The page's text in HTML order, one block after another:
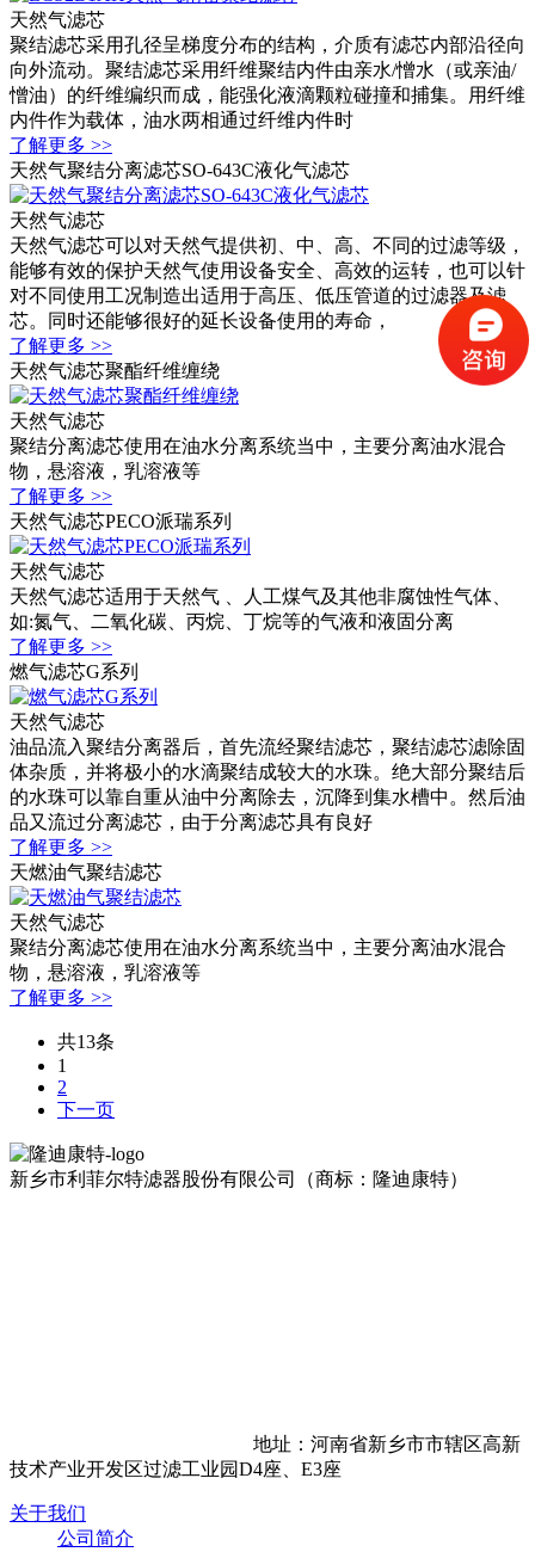
天然气滤芯
聚结滤芯采用孔径呈梯度分布的结构，介质有滤芯内部沿径向
向外流动。聚结滤芯采用纤维聚结内件由亲水/憎水（或亲油/
憎油）的纤维编织而成，能强化液滴颗粒碰撞和捕集。用纤维
内件作为载体，油水两相通过纤维内件时
了解更多 >>
天然气聚结分离滤芯SO-643C液化气滤芯
天然气滤芯
天然气滤芯可以对天然气提供初、中、高、不同的过滤等级，
能够有效的保护天然气使用设备安全、高效的运转，也可以针
对不同使用工况制造出适用于高压、低压管道的过滤器及滤
芯。同时还能够很好的延长设备使用的寿命，
了解更多 >>
天然气滤芯聚酯纤维缠绕
天然气滤芯
聚结分离滤芯使用在油水分离系统当中，主要分离油水混合
物，悬溶液，乳溶液等
了解更多 >>
天然气滤芯PECO派瑞系列
天然气滤芯
天然气滤芯适用于天然气 、人工煤气及其他非腐蚀性气体、
如:氮气、二氧化碳、丙烷、丁烷等的气液和液固分离
了解更多 >>
燃气滤芯G系列
天然气滤芯
油品流入聚结分离器后，首先流经聚结滤芯，聚结滤芯滤除固
体杂质，并将极小的水滴聚结成较大的水珠。绝大部分聚结后
的水珠可以靠自重从油中分离除去，沉降到集水槽中。然后油
品又流过分离滤芯，由于分离滤芯具有良好
了解更多 >>
天燃油气聚结滤芯
天然气滤芯
聚结分离滤芯使用在油水分离系统当中，主要分离油水混合
物，悬溶液，乳溶液等
了解更多 >>
共13条
1
2
下一页
新乡市利菲尔特滤器股份有限公司（商标：隆迪康特）
地址：河南省新乡市市辖区高新
技术产业开发区过滤工业园D4座、E3座
关于我们
公司简介